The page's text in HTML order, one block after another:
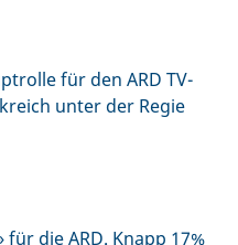
für den ARD TV-
unter der Regie
für die ARD. Knapp 17%